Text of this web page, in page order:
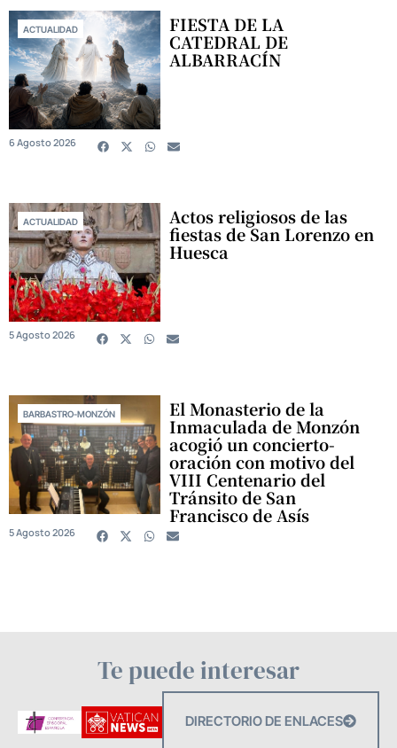
ACTUALIDAD FIESTA DE LA
CATEDRAL DE
ALBARRACÍN
6 Agosto 2026
ACTUALIDAD Actos religiosos de las
fiestas de San Lorenzo en
Huesca
5 Agosto 2026
BARBASTRO-MONZÓN El Monasterio de la
Inmaculada de Monzón
acogió un concierto-
oración con motivo del
VIII Centenario del
Tránsito de San
Francisco de Asís
5 Agosto 2026
Te puede interesar
DIRECTORIO DE ENLACES